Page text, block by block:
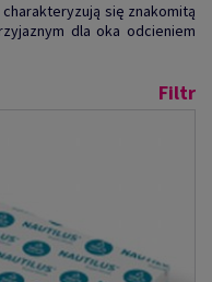
się znakomitą
dla oka odcieniem
Filtr